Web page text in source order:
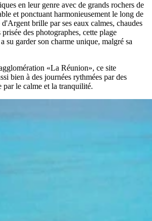
en leur genre avec de grands rochers de
et ponctuant harmonieusement le long de
brille par ses eaux calmes, chaudes
des photographes, cette plage
su garder son charme unique, malgré sa
«La Réunion», ce site
bien à des journées rythmées par des
par le calme et la tranquilité.